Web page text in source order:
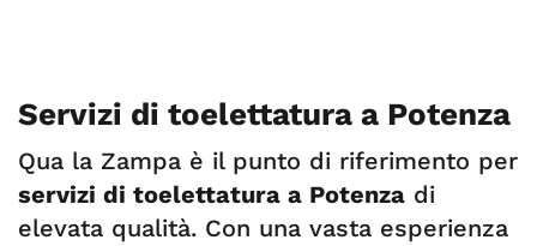
Servizi di toelettatura a Potenza
Qua la Zampa è il punto di riferimento per
servizi di toelettatura a Potenza di
elevata qualità. Con una vasta esperienza